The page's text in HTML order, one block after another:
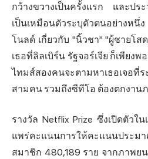
กว้างขวางเป็นครั้งแรก และปร
เป็นเหมือนตัวระบุตัวตนอย่างหนึ่
โนลด์ เกี่ยวกับ "นิ้วชา" "ผู้ชายโส
เธอที่ลิลเบิร์น รัฐจอร์เจีย ก็เพียง
ไทมส์สองคนจะตามหาเธอเจอที่
สามคน รวมถึงซีทีโอ ต้องตกงาน
รางวัล Netflix Prize ซึ่งเปิดตัวใ
แพร่คะแนนการให้คะแนนประม
สมาชิก 480,189 ราย จากภาพยน